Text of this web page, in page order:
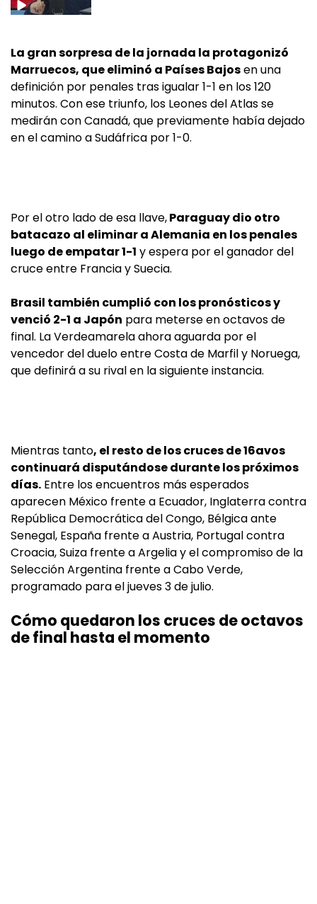
La gran sorpresa de la jornada la protagonizó
Marruecos, que eliminó a Países Bajosen una
definición por penales tras igualar 1-1 en los 120
minutos. Con ese triunfo, los Leones del Atlas se
medirán con Canadá, que previamente había dejado
en el camino a Sudáfrica por 1-0.
Por el otro lado de esa llave,Paraguay dio otro
batacazo al eliminar a Alemania en los penales
luego de empatar 1-1 y espera por el ganador del
cruce entre Francia y Suecia.
Brasil también cumplió con los pronósticos y
venció 2-1 a Japón para meterse en octavos de
final. La Verdeamarela ahora aguarda por el
vencedor del duelo entre Costa de Marfil y Noruega,
que definirá a su rival en la siguiente instancia.
Mientras tanto, el resto de los cruces de 16avos
continuará disputándose durante los próximos
días. Entre los encuentros más esperados
aparecen México frente a Ecuador, Inglaterra contra
República Democrática del Congo, Bélgica ante
Senegal, España frente a Austria, Portugal contra
Croacia, Suiza frente a Argelia y el compromiso de la
Selección Argentina frente a Cabo Verde,
programado para el jueves 3 de julio.
Cómo quedaron los cruces de octavos
de final hasta el momento